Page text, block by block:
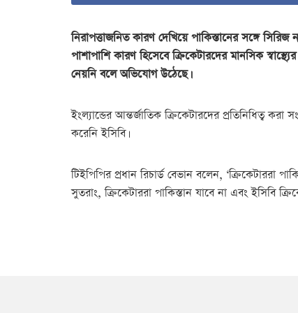
নিরাপত্তাজনিত কারণ দেখিয়ে পাকিস্তানের সঙ্গে
পাশাপাশি কারণ হিসেবে ক্রিকেটারদের মানসিক
নেয়নি বলে অভিযোগ উঠেছে।
ইংল্যান্ডের আন্তর্জাতিক ক্রিকেটারদের প্রতিনিধিত্ব
করেনি ইসিবি।
টিইপিপির প্রধান রিচার্ড বেভান বলেন,
সুতরাং, ক্রিকেটাররা পাকিস্তান যাবে না এবং ইসিবি